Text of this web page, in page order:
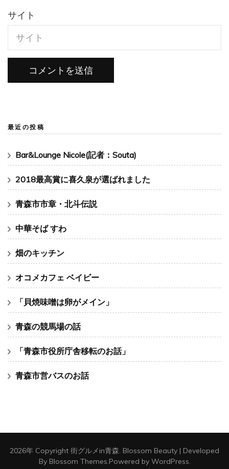
サイト
最近の投稿
Bar&Lounge Nicole(記者：Souta)
2018最高賞に喜久泉が選ばれました
青森市市章・北斗伝説
中華そば すわ
畑のキッチン
オコメカフェ ベイビー
「貝焼味噌は卵がメイン」
青森の競馬場の話
「青森市役所庁舎移転のお話」
青森市営バスのお話
2026年 Copyright 街グルメin青森. Blossom Beauty | Developed
By Blossom Themes.Powered by WordPress.